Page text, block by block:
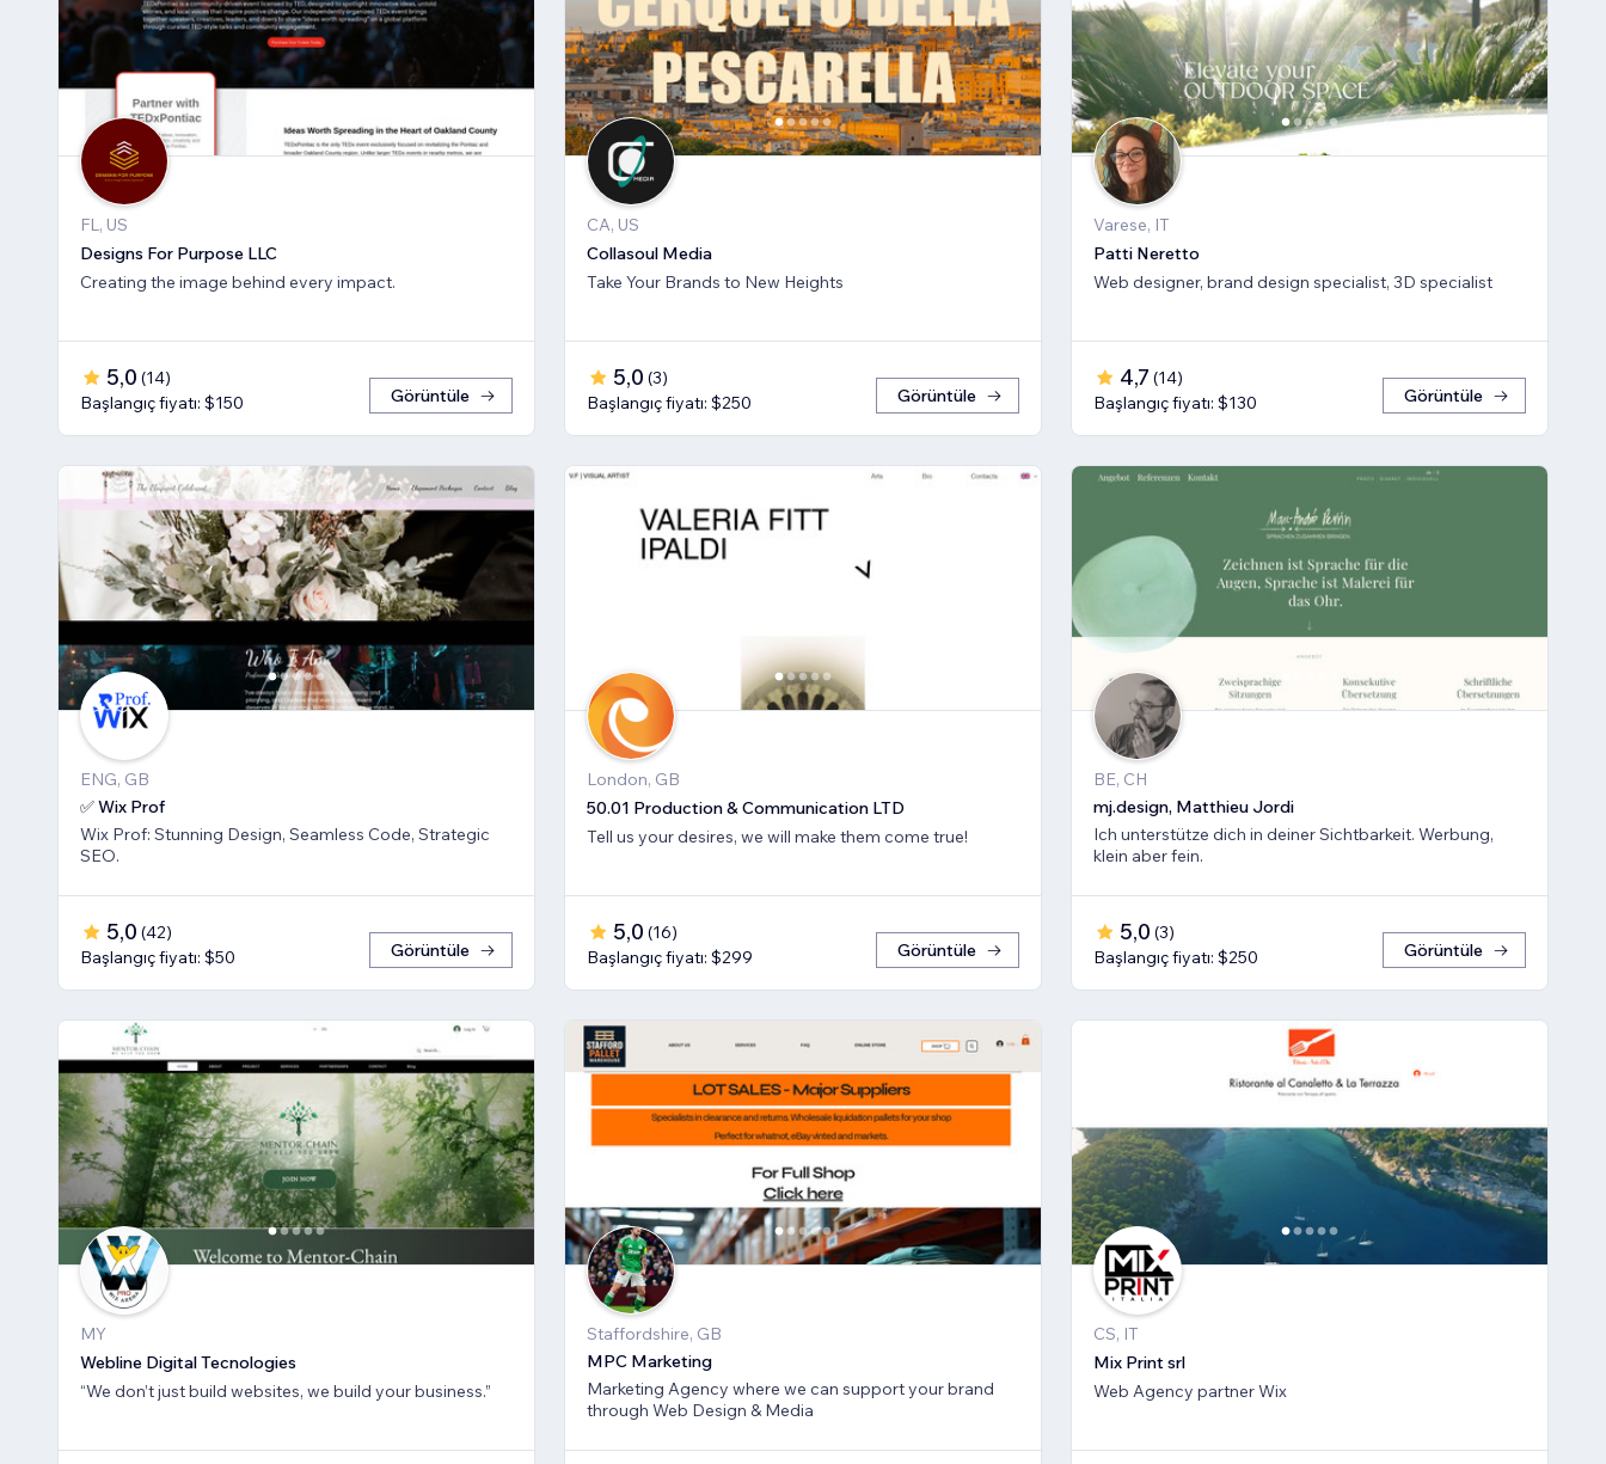
FL, US
Designs For Purpose LLC
Creating the image behind every impact.
5,0 (14)
Başlangıç fiyatı: $150
Görüntüle
CA, US
Collasoul Media
Take Your Brands to New Heights
5,0 (3)
Başlangıç fiyatı: $250
Görüntüle
Varese, IT
Patti Neretto
Web designer, brand design specialist, 3D specialist
4,7 (14)
Başlangıç fiyatı: $130
Görüntüle
ENG, GB
✅ Wix Prof
Wix Prof: Stunning Design, Seamless Code, Strategic
SEO.
5,0 (42)
Başlangıç fiyatı: $50
Görüntüle
London, GB
50.01 Production & Communication LTD
Tell us your desires, we will make them come true!
5,0 (16)
Başlangıç fiyatı: $299
Görüntüle
BE, CH
mj.design, Matthieu Jordi
Ich unterstütze dich in deiner Sichtbarkeit. Werbung,
klein aber fein.
5,0 (3)
Başlangıç fiyatı: $250
Görüntüle
MY
Webline Digital Tecnologies
“We don’t just build websites, we build your business.”
Staffordshire, GB
MPC Marketing
Marketing Agency where we can support your brand
through Web Design & Media
CS, IT
Mix Print srl
Web Agency partner Wix